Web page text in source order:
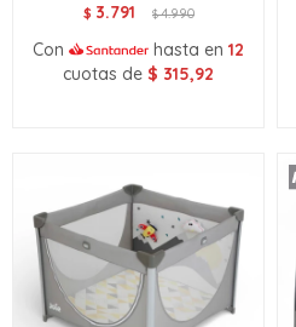
$ 3.791 $4.990
Con hasta en 12
cuotas de $ 315,92